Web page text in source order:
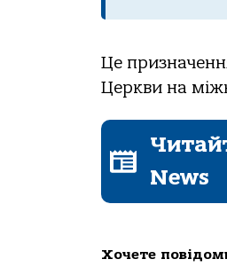
Це
Церкви на
News
Хочете